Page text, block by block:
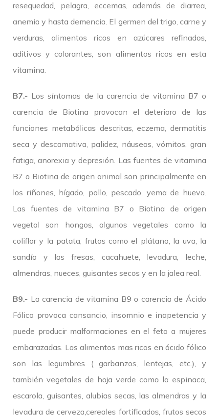
resequedad, pelagra, eccemas, además de diarrea,
anemia y hasta demencia. El germen del trigo, carne y
verduras, alimentos ricos en azúcares refinados,
aditivos y colorantes, son alimentos ricos en esta
vitamina.
B7.- Los síntomas de la carencia de vitamina B7 o
carencia de Biotina provocan el deterioro de las
funciones metabólicas descritas, eczema, dermatitis
seca y descamativa, palidez, náuseas, vómitos, gran
fatiga, anorexia y depresión. Las fuentes de vitamina
B7 o Biotina de origen animal son principalmente en
los riñones, hígado, pollo, pescado, yema de huevo.
Las fuentes de vitamina B7 o Biotina de origen
vegetal son hongos, algunos vegetales como la
coliflor y la patata, frutas como el plátano, la uva, la
sandía y las fresas, cacahuete, levadura, leche,
almendras, nueces, guisantes secos y en la jalea real.
B9.- La carencia de vitamina B9 o carencia de Ácido
Fólico provoca cansancio, insomnio e inapetencia y
puede producir malformaciones en el feto a mujeres
embarazadas. Los alimentos mas ricos en ácido fólico
son las legumbres ( garbanzos, lentejas, etc.), y
también vegetales de hoja verde como la espinaca,
escarola, guisantes, alubias secas, las almendras y la
levadura de cerveza,cereales fortificados, frutos secos